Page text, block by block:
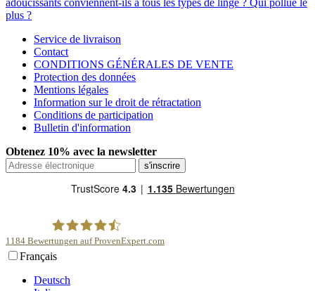
adoucissants conviennent-ils à tous les types de linge ? Qui pollue le
plus ?
Service de livraison
Contact
CONDITIONS GÉNÉRALES DE VENTE
Protection des données
Mentions légales
Information sur le droit de rétractation
Conditions de participation
Bulletin d'information
Obtenez 10% avec la newsletter
1184 Bewertungen auf ProvenExpert.com
Français
Deutsch